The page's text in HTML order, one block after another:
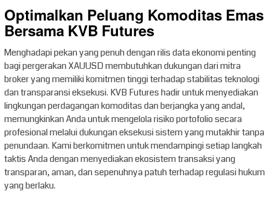
Optimalkan Peluang Komoditas Emas
Bersama KVB Futures
Menghadapi pekan yang penuh dengan rilis data ekonomi penting
bagi pergerakan XAUUSD membutuhkan dukungan dari mitra
broker yang memiliki komitmen tinggi terhadap stabilitas teknologi
dan transparansi eksekusi. KVB Futures hadir untuk menyediakan
lingkungan perdagangan komoditas dan berjangka yang andal,
memungkinkan Anda untuk mengelola risiko portofolio secara
profesional melalui dukungan eksekusi sistem yang mutakhir tanpa
penundaan. Kami berkomitmen untuk mendampingi setiap langkah
taktis Anda dengan menyediakan ekosistem transaksi yang
transparan, aman, dan sepenuhnya patuh terhadap regulasi hukum
yang berlaku.